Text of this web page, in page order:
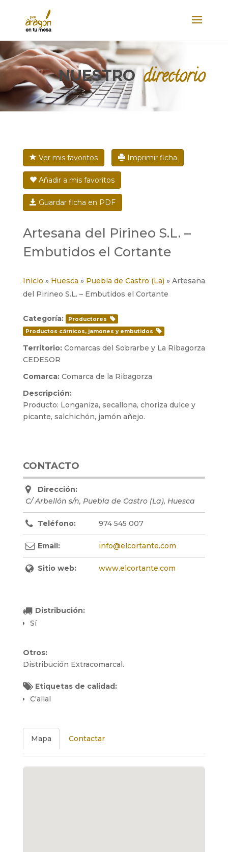
NUESTRO directorio
Ver mis favoritos Imprimir ficha
Añadir a mis favoritos
Guardar ficha en PDF
Artesana del Pirineo S.L. –
Embutidos el Cortante
Inicio » Huesca » Puebla de Castro (La) » Artesana
del Pirineo S.L. – Embutidos el Cortante
Categoría:
Productores
Productos cárnicos, jamones y embutidos
Territorio: Comarcas del Sobrarbe y La Ribagorza
CEDESOR
Comarca: Comarca de la Ribagorza
Descripción:
Producto: Longaniza, secallona, choriza dulce y
picante, salchichón, jamón añejo.
CONTACTO
Dirección:
C/ Arbellón s/n, Puebla de Castro (La), Huesca
Teléfono: 974 545 007
Email: info@elcortante.com
Sitio web: www.elcortante.com
Distribución:
Sí
Otros:
Distribución Extracomarcal.
Etiquetas de calidad:
C'alial
Mapa Contactar